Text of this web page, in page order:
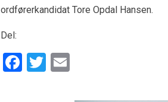
ordførerkandidat Tore Opdal Hansen.
Del:
Facebook
Twitter
Email